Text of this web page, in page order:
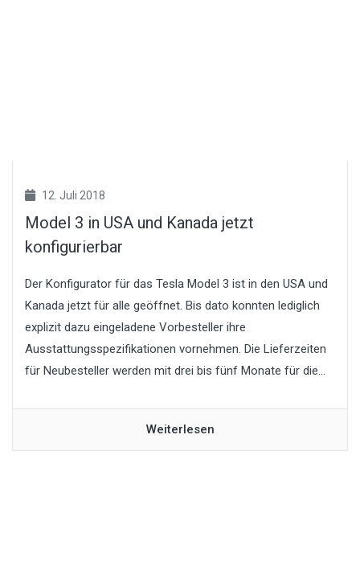
12. Juli 2018
Model 3 in USA und Kanada jetzt
konfigurierbar
Der Konfigurator für das Tesla Model 3 ist in den USA und
Kanada jetzt für alle geöffnet. Bis dato konnten lediglich
explizit dazu eingeladene Vorbesteller ihre
Ausstattungsspezifikationen vornehmen. Die Lieferzeiten
für Neubesteller werden mit drei bis fünf Monate für die...
Weiterlesen